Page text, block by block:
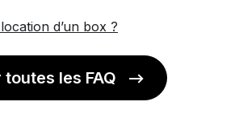
d’un box ?
toutes les FAQ